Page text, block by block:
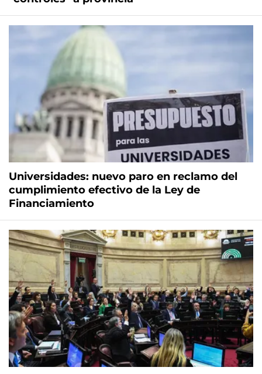
Universidades: nuevo paro en reclamo del
cumplimiento efectivo de la Ley de
Financiamiento